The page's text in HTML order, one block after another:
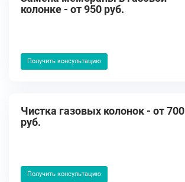
колонке - от 950 руб.
Получить консультацию
Чистка газовых колонок - от 700
руб.
Получить консультацию